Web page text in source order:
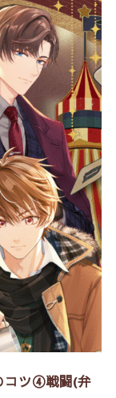
コツ④戦闘(弁